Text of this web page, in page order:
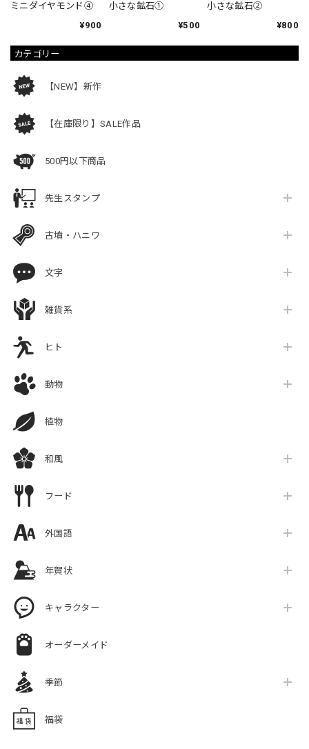
カテゴリー
【NEW】新作
【在庫限り】SALE作品
500円以下商品
先生スタンプ
古墳・ハニワ
文字
雑貨系
ヒト
動物
植物
和風
フード
外国語
年賀状
キャラクター
オーダーメイド
季節
福袋
ミニダイヤモンド④
¥900
小さな鉱石①
¥500
小さな鉱石②
¥800